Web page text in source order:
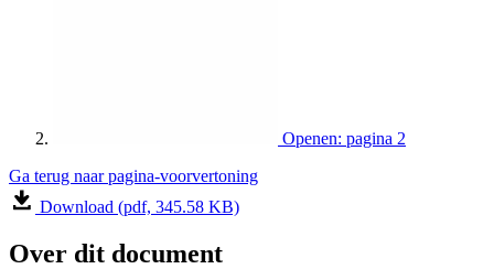
Openen: pagina 2
Ga terug naar pagina-voorvertoning
Download (pdf, 345.58 KB)
Over dit document